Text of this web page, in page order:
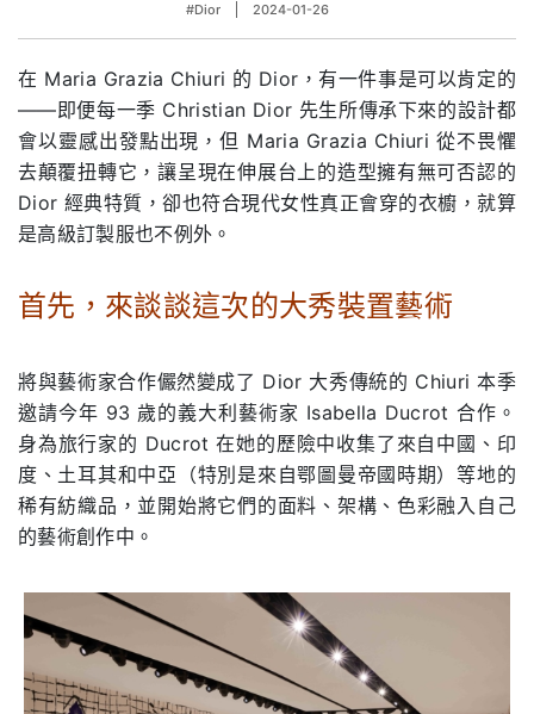
#Dior 2024-01-26
在 Maria Grazia Chiuri 的 Dior，有一件事是可以肯定的
——即便每一季 Christian Dior 先生所傳承下來的設計都
會以靈感出發點出現，但 Maria Grazia Chiuri 從不畏懼
去顛覆扭轉它，讓呈現在伸展台上的造型擁有無可否認的
Dior 經典特質，卻也符合現代女性真正會穿的衣櫥，就算
是高級訂製服也不例外。
首先，來談談這次的大秀裝置藝術
將與藝術家合作儼然變成了 Dior 大秀傳統的 Chiuri 本季
邀請今年 93 歲的義大利藝術家 Isabella Ducrot 合作。
身為旅行家的 Ducrot 在她的歷險中收集了來自中國、印
度、土耳其和中亞（特別是來自鄂圖曼帝國時期）等地的
稀有紡織品，並開始將它們的面料、架構、色彩融入自己
的藝術創作中。